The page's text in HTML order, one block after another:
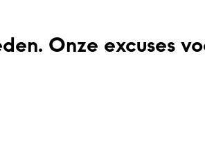
Onze excuses